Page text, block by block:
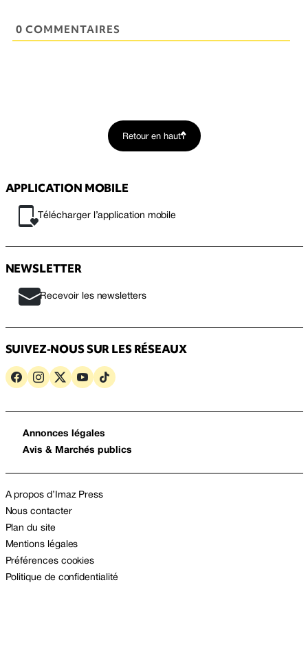
0 COMMENTAIRES
Retour en haut
APPLICATION MOBILE
Télécharger l’application mobile
NEWSLETTER
Recevoir les newsletters
SUIVEZ-NOUS SUR LES RÉSEAUX
Annonces légales
Avis & Marchés publics
A propos d’Imaz Press
Nous contacter
Plan du site
Mentions légales
Préférences cookies
Politique de confidentialité